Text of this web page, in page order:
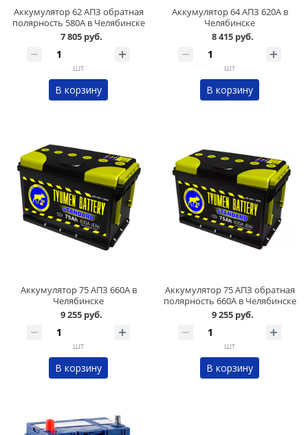
Аккумулятор 62 АПЗ обратная
полярность 580А в Челябинске
7 805 руб.
шт
В корзину
Аккумулятор 64 АПЗ 620А в
Челябинске
8 415 руб.
шт
В корзину
Аккумулятор 75 АПЗ 660А в
Челябинске
9 255 руб.
шт
В корзину
Аккумулятор 75 АПЗ обратная
полярность 660А в Челябинске
9 255 руб.
шт
В корзину